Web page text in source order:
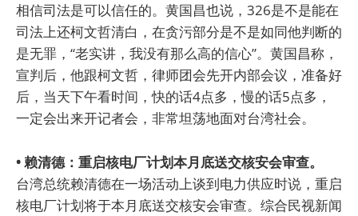
相信司法是可以信任的。黄国昌也说，326是不是能在
司法上还柯文哲清白，在贪污部分是不是如同他判断的
是无罪，“老实讲，我没有那么高的信心”。黄国昌称，
宣判后，他跟柯文哲，律师团会先开内部会议，准备好
后，当天下午看时间，快的话4点多，慢的话5点多，
一定会出来开记者会，非常坦荡地面对台湾社会。
• 赖清德：重启核电厂计划本月底送交核安会审查。
台湾总统赖清德在一场活动上谈到电力供应时说，重启
核电厂计划将于本月底送交核安会审查。综合民视新闻